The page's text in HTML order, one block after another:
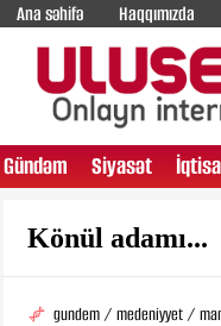
Ana səhifə Haqqımızda
Gündəm Siyasət
Könül adamı...
gundem / medeniyyet /